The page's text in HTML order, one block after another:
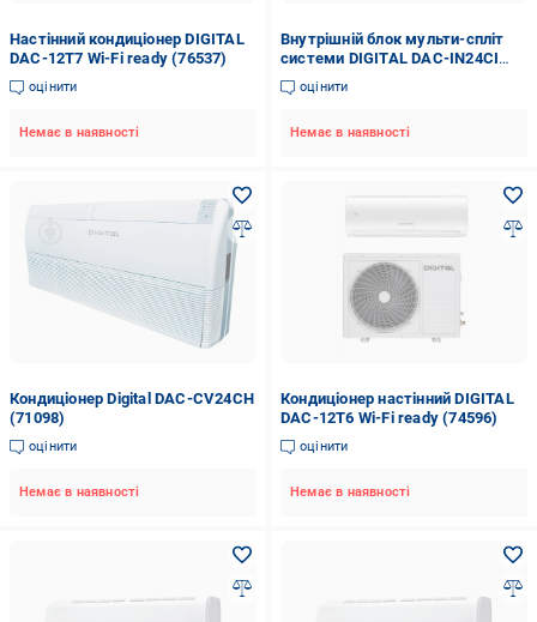
Настінний кондиціонер DIGITAL
DAC-12T7 Wi-Fi ready (76537)
оцінити
Немає в наявності
Внутрішній блок мульти-спліт
системи DIGITAL DAC-IN24CI
(73816)
оцінити
Немає в наявності
Кондиціонер Digital DAC-CV24CH
(71098)
оцінити
Немає в наявності
Кондиціонер настінний DIGITAL
DAC-12T6 Wi-Fi ready (74596)
оцінити
Немає в наявності